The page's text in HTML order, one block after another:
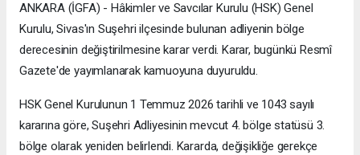
ANKARA (İGFA) - Hâkimler ve Savcılar Kurulu (HSK) Genel
Kurulu, Sivas'ın Suşehri ilçesinde bulunan adliyenin bölge
derecesinin değiştirilmesine karar verdi. Karar, bugünkü Resmî
Gazete'de yayımlanarak kamuoyuna duyuruldu.
HSK Genel Kurulunun 1 Temmuz 2026 tarihli ve 1043 sayılı
kararına göre, Suşehri Adliyesinin mevcut 4. bölge statüsü 3.
bölge olarak yeniden belirlendi. Kararda, değişikliğe gerekçe